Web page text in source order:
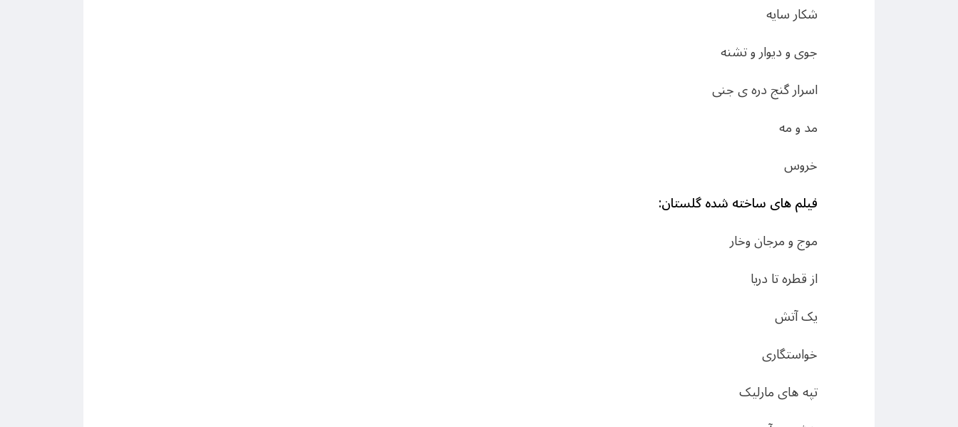
شکار سایه
جوی و دیوار و تشنه
اسرار گنج دره ی جنی
مد و مه
خروس
فیلم های ساخته شده گلستان:
موج و مرجان وخار
از قطره تا دریا
یک آتش
خواستگاری
تپه های مارلیک